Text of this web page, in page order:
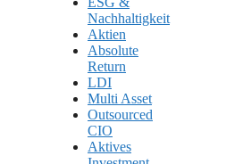
Nachhaltigkeit
Aktien
Absolute
Return
LDI
Multi Asset
Outsourced
CIO
Aktives